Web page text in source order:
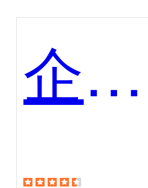
企业火